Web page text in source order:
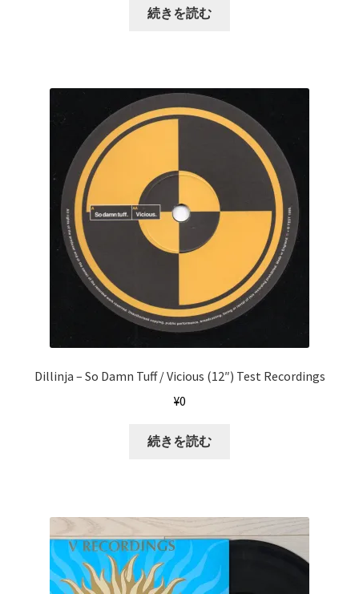
続きを読む
Dillinja ‎– So Damn Tuff / Vicious (12″) Test Recordings
¥0
続きを読む